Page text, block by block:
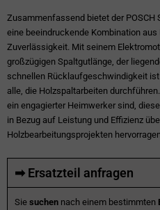
Zusammenfassend bietet der POSCH
eine beeindruckende Kombination
Zuverlässigkeit. Mit seinem
großzügigen Spaltgutlänge, der
schnellen Rücklaufgeschwindigkeit
alle, die Holzspaltarbeiten
ein engagierter Heimwerker sind,
in Bezug auf Leistung und Effizienz
Holzbearbeitungsprojekten
➡ Ersatzteil anfragen
Sie suchen nach einem bestimmten